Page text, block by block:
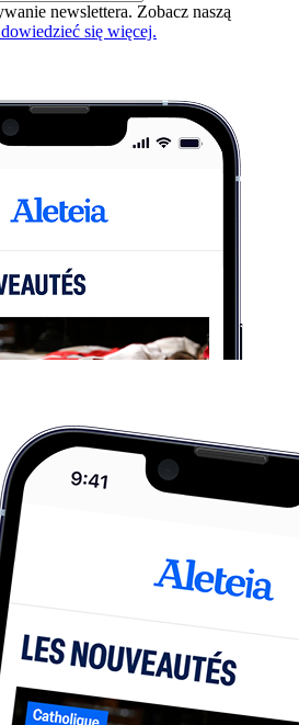
newslettera. Zobacz naszą
się więcej.